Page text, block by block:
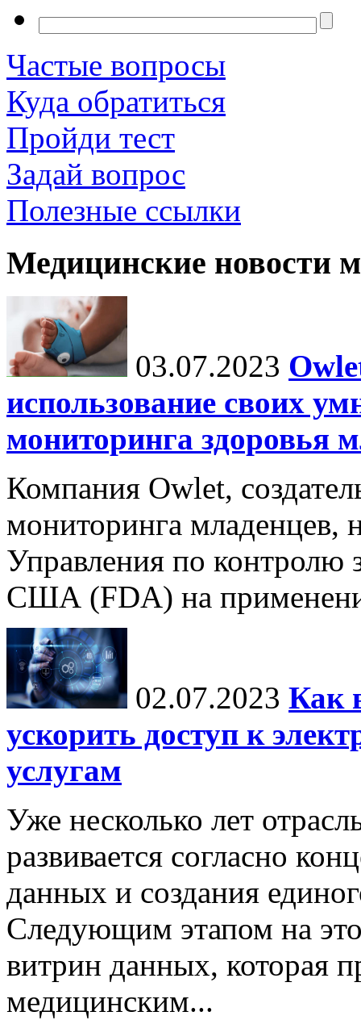
Частые вопросы
Куда обратиться
Пройди тест
Задай вопрос
Полезные ссылки
Медицинские новости
03.07.2023
использование своих
мониторинга здоровья
Компания Owlet,
мониторинга младенцев,
Управления по контролю
США (FDA) на
02.07.2023 Как
ускорить доступ к
услугам
Уже несколько лет
развивается согласно
данных и создания
Следующим этапом на
витрин данных, которая
медицинским...